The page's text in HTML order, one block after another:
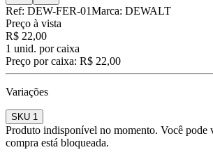
Ref: DEW-FER-01Marca: DEWALT
Preço à vista
R$ 22,00
1 unid. por caixa
Preço por caixa: R$ 22,00
Variações
SKU 1
Produto indisponível no momento. Você pode
compra está bloqueada.